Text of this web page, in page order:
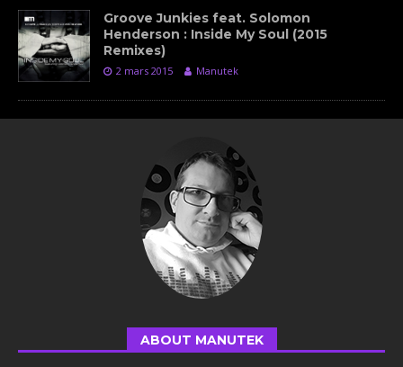
Groove Junkies feat. Solomon
Henderson : Inside My Soul (2015
Remixes)
2 mars 2015 Manutek
ABOUT MANUTEK